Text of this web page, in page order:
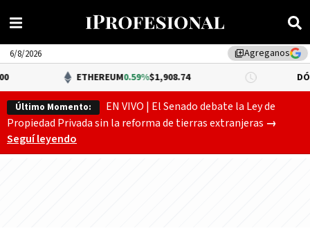
library_addAgreganos
6/8/2026
ETHEREUM0.59%$1,908.74 DÓLAR BNA
Último Momento:
EN VIVO | El Senado debate la Ley de
Propiedad Privada sin la reforma de tierras extranjeras →
Seguí leyendo